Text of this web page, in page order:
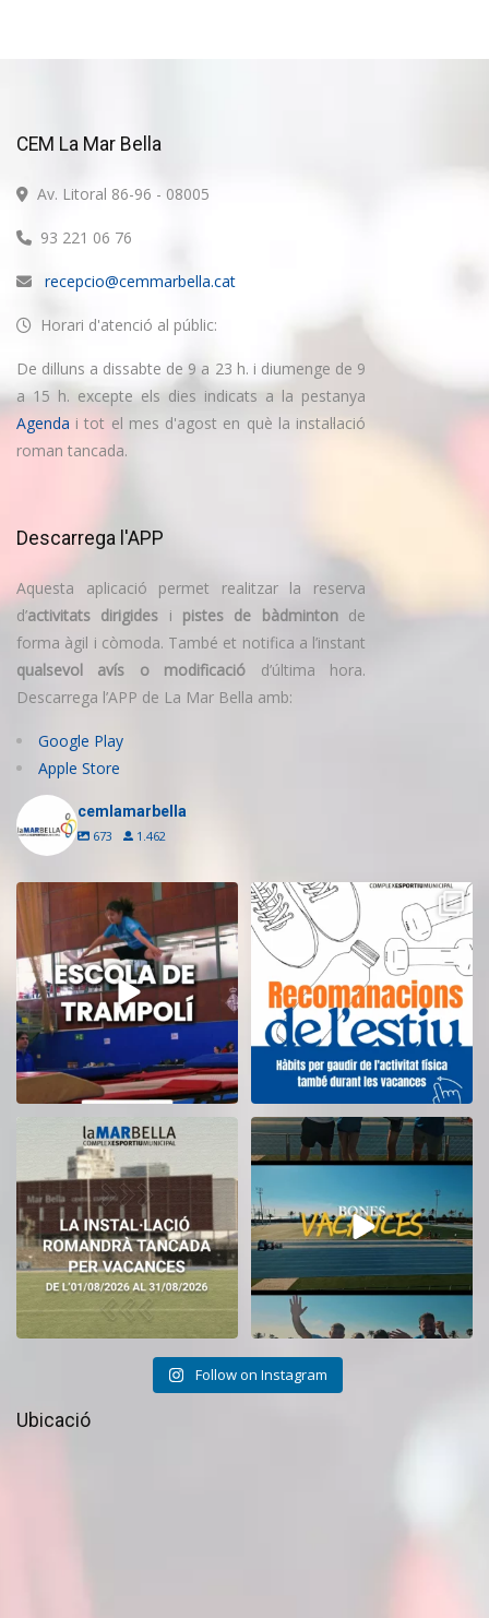
CEM La Mar Bella
Av. Litoral 86-96 - 08005
93 221 06 76
recepcio@cemmarbella.cat
Horari d'atenció al públic:
De dilluns a dissabte de 9 a 23 h. i diumenge de 9
a 15 h. excepte els dies indicats a la pestanya
Agenda i tot el mes d'agost en què la instal·lació
roman tancada.
Descarrega l'APP
Aquesta aplicació permet realitzar la reserva
d’activitats dirigides i pistes de bàdmintonde
forma àgil i còmoda. També et notifica a l’instant
qualsevol avís o modificació d’última hora.
Descarrega l’APP de La Mar Bella amb:
Google Play
Apple Store
cemlamarbella
673 1.462
Inscriu-te a l’Escola de Trampolí
del CEM
9 0
Aquest estiu, continua movent-te
i cuidant-te! ...
5 0
El CEM La Mar Bella romandrà
tancat durant el...
11
Tanquem una nova temporada al
CEM La Mar Bella. ...
Follow on Instagram
Ubicació